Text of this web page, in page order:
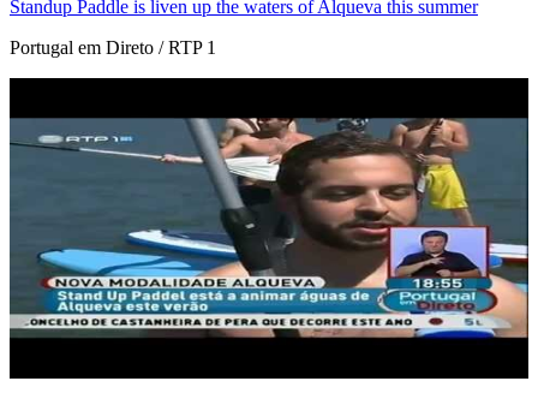
Standup Paddle is liven up the waters of Alqueva this summer
Portugal em Direto / RTP 1